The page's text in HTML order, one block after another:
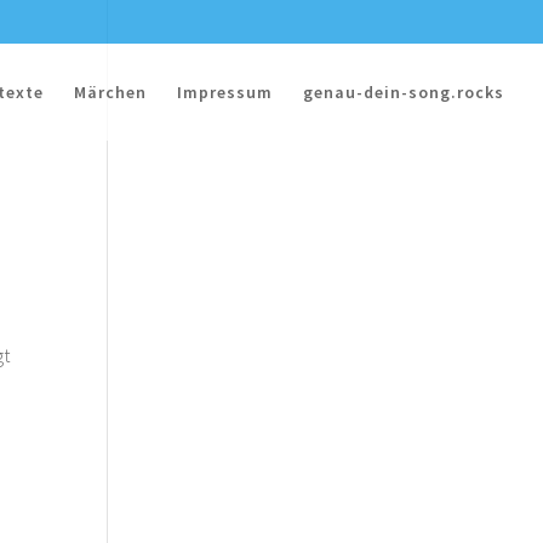
Märchen Impressum genau-dein-song.rocks